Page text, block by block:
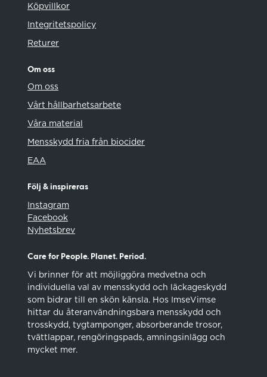
Köpvillkor
Integritetspolicy
Returer
Om oss
Om oss
Vårt hållbarhetsarbete
Våra material
Mensskydd fria från biocider
EAA
Följ & inspireras
Instagram
Facebook
Nyhetsbrev
Care for People. Planet. Period.
Vi brinner för att möjliggöra medvetna och
individuella val av mensskydd och läckageskydd
som bidrar till en skön känsla. Hos ImseVimse
hittar du återanvändningsbara mensskydd och
trosskydd, tygtamponger, absorberande trosor,
tvättlappar, rengöringspads, amningsinlägg och
mycket mer.